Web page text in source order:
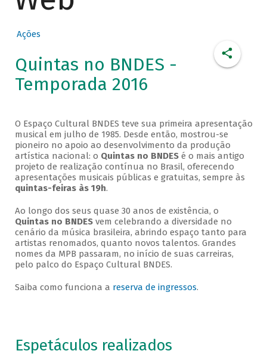
Ações
Quintas no BNDES -
Temporada 2016
O Espaço Cultural BNDES teve sua primeira apresentação
musical em julho de 1985. Desde então, mostrou-se
pioneiro no apoio ao desenvolvimento da produção
artística nacional: o Quintas no BNDESé o mais antigo
projeto de realização contínua no Brasil, oferecendo
apresentações musicais públicas e gratuitas, sempre às
quintas-feiras às 19h.
Ao longo dos seus quase 30 anos de existência, o
Quintas no BNDESvem celebrando a diversidade no
cenário da música brasileira, abrindo espaço tanto para
artistas renomados, quanto novos talentos. Grandes
nomes da MPB passaram, no início de suas carreiras,
pelo palco do Espaço Cultural BNDES.
Saiba como funciona a reserva de ingressos.
Espetáculos realizados